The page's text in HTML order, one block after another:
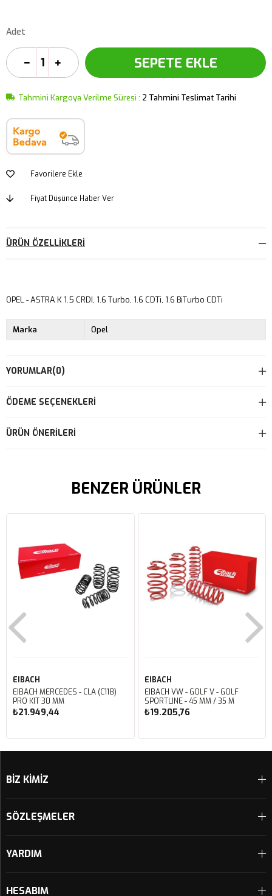
Adet
Tahmini Kargoya Verilme Süresi : 2 Tahmini Teslimat Tarihi
Favorilere Ekle
Fiyat Düşünce Haber Ver
ÜRÜN ÖZELLIKLERI
OPEL - ASTRA K 1.5 CRDI, 1.6 Turbo, 1.6 CDTi, 1.6 BiTurbo CDTi
Marka Opel
YORUMLAR(0)
ÖDEME SEÇENEKLERI
ÜRÜN ÖNERILERI
BENZER ÜRÜNLER
EIBACH
EIBACH MERCEDES - CLA (C118)
PRO KIT 30 MM
₺21.949,44
EIBACH
EIBACH VW - GOLF V - GOLF
SPORTLINE - 45 MM / 35 M
₺19.205,76
BİZ KİMİZ
SÖZLEŞMELER
YARDIM
HESABIM